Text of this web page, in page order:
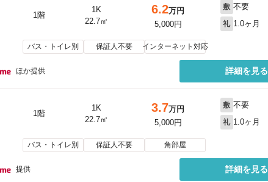
1階
1K
22.7㎡
6.2万円
5,000円
敷 不要
礼 1.0ヶ月
バス・トイレ別 保証人不要 インターネット対応
ほか提供 詳細を見る
1階
1K
22.7㎡
3.7万円
5,000円
敷 不要
礼 1.0ヶ月
バス・トイレ別 保証人不要 角部屋
提供 詳細を見る